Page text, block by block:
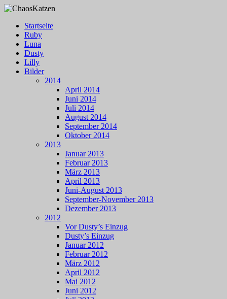
Zum
springen
ChaosKatzen
Einblicke ins Leben unserer Katzen
Menü
Startseite
Ruby
Luna
Dusty
Lilly
Bilder
2014
April 2014
Juni 2014
Juli 2014
August 2014
September 2014
Oktober 2014
2013
Januar 2013
Februar 2013
März 2013
April 2013
Juni-August 2013
September-November 2013
Dezember 2013
2012
Vor Dusty’s Einzug
Dusty’s Einzug
Januar 2012
Februar 2012
März 2012
April 2012
Mai 2012
Juni 2012